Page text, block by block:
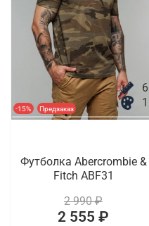
-15% Предзаказ
6
1
Футболка Abercrombie &
Fitch ABF31
2 990 ₽
2 555 ₽